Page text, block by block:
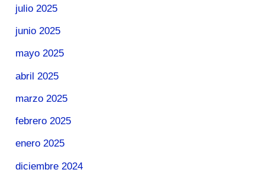
julio 2025
junio 2025
mayo 2025
abril 2025
marzo 2025
febrero 2025
enero 2025
diciembre 2024